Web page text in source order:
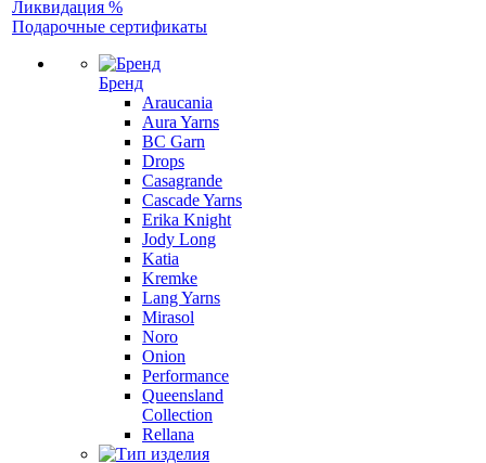
Ликвидация %
Подарочные сертификаты
Бренд
Araucania
Aura Yarns
BC Garn
Drops
Casagrande
Cascade Yarns
Erika Knight
Jody Long
Katia
Kremke
Lang Yarns
Mirasol
Noro
Onion
Performance
Queensland
Collection
Rellana